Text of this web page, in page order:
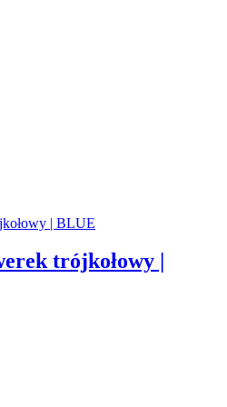
trójkołowy |